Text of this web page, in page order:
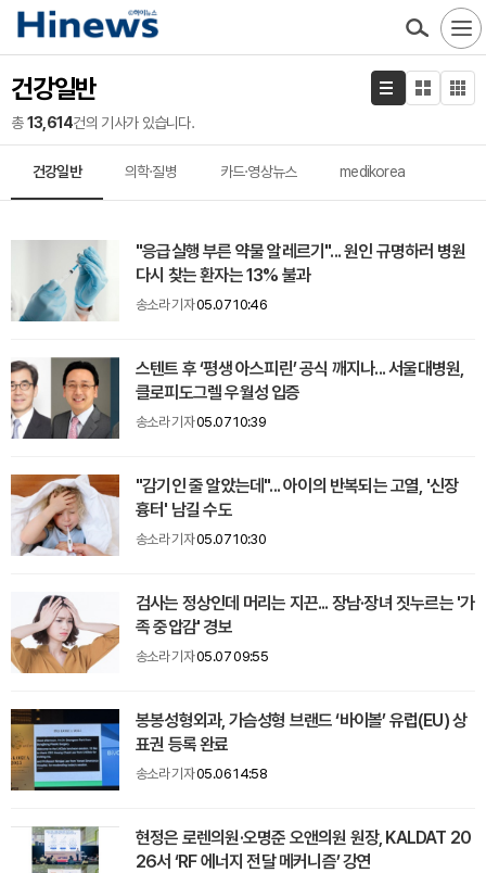
건강일반
총13,614건의 기사가 있습니다.
건강일반 의학·질병 카드·영상뉴스 medikorea
"응급실행 부른 약물 알레르기"... 원인 규명하러 병원
다시 찾는 환자는 13% 불과
송소라 기자05.07 10:46
스텐트 후 ‘평생 아스피린’ 공식 깨지나... 서울대병원,
클로피도그렐 우월성 입증
송소라 기자05.07 10:39
"감기인 줄 알았는데"... 아이의 반복되는 고열, '신장
흉터' 남길 수도
송소라 기자05.07 10:30
검사는 정상인데 머리는 지끈... 장남·장녀 짓누르는 '가
족 중압감' 경보
송소라 기자05.07 09:55
봉봉성형외과, 가슴성형 브랜드 ‘바이볼’ 유럽(EU) 상
표권 등록 완료
송소라 기자05.06 14:58
현정은 로렌의원·오명준 오앤의원 원장, KALDAT 20
26서 ‘RF 에너지 전달 메커니즘’ 강연